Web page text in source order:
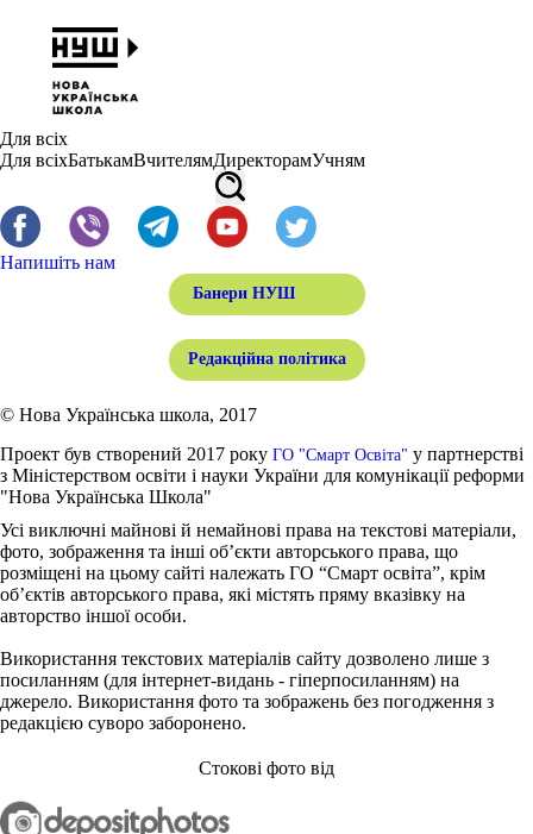
Для всіх
Для всіхБатькамВчителямДиректорамУчням
Напишіть нам
Банери НУШ
Редакційна політика
© Нова Українська школа, 2017
Проект був створений 2017 року ГО "Смарт Освіта" у партнерстві
з Міністерством освіти і науки України для комунікації реформи
"Нова Українська Школа"
Усі виключні майнові й немайнові права на текстові матеріали,
фото, зображення та інші об’єкти авторського права, що
розміщені на цьому сайті належать ГО “Смарт освіта”, крім
об’єктів авторського права, які містять пряму вказівку на
авторство іншої особи.
Використання текстових матеріалів сайту дозволено лише з
посиланням (для інтернет-видань - гіперпосиланням) на
джерело. Використання фото та зображень без погодження з
редакцією суворо заборонено.
Стокові фото від